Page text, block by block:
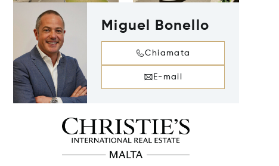
Miguel Bonello
Chiamata
E-mail